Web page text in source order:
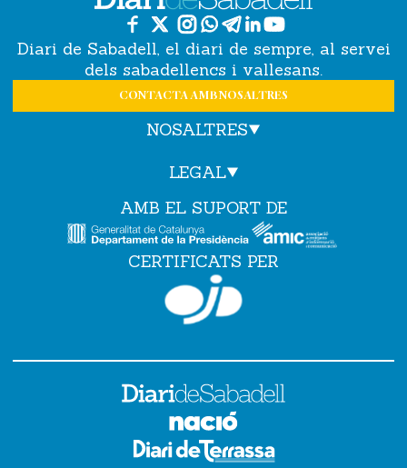
Diari de Sabadell, el diari de sempre, al servei
dels sabadellencs i vallesans.
CONTACTA AMB NOSALTRES
NOSALTRES
LEGAL
AMB EL SUPORT DE
CERTIFICATS PER